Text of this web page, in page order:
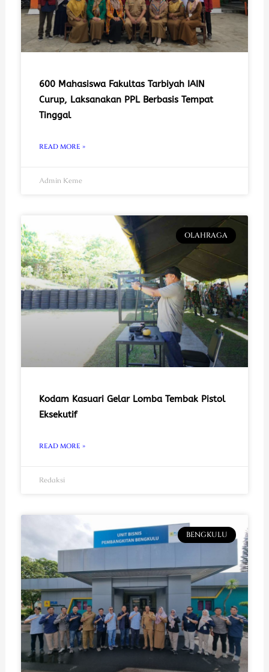
600 Mahasiswa Fakultas Tarbiyah IAIN
Curup, Laksanakan PPL Berbasis Tempat
Tinggal
READ MORE »
Admin Keme
OLAHRAGA
Kodam Kasuari Gelar Lomba Tembak Pistol
Eksekutif
READ MORE »
Redaksi
BENGKULU